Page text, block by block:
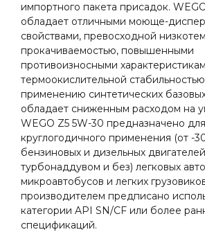
импортного пакета присадок.
обладает отличными моюще-
свойствами, превосходной
прокачиваемостью, повышенными
противоизносными
термоокислительной
применению синтетических
обладает сниженным расходом на
WEGO Z5 5W-30 предназначено для
круглогодичного применения (от -
бензиновых и дизельных
турбонаддувом и без) легковых
микроавтобусов и легких
производителем предписано
категории API SN/CF или более
спецификаций.